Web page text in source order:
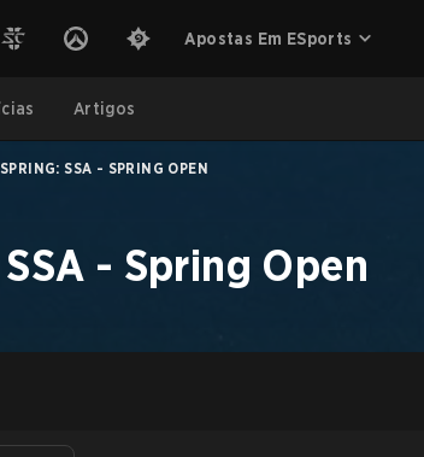
Apostas Em ESports
Artigos
SSA - SPRING OPEN
- Spring Open